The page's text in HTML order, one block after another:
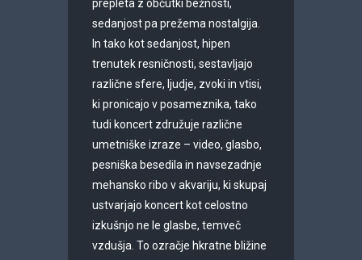
prepleta z občutki bežnosti,
sedanjost pa prežema nostalgija.
In tako kot sedanjost, hipen
trenutek resničnosti, sestavljajo
različne sfere, ljudje, zvoki in vtisi,
ki pronicajo v posameznika, tako
tudi koncert združuje različne
umetniške izraze – video, glasbo,
pesniška besedila in navsezadnje
mehansko ribo v akvariju, ki skupaj
ustvarjajo koncert kot celostno
izkušnjo ne le glasbe, temveč
vzdušja. To ozračje hkratne bližine